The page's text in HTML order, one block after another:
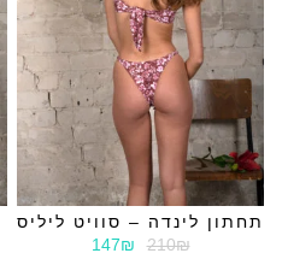
תחתון לינדה – סוויט ליליס
210₪
147₪